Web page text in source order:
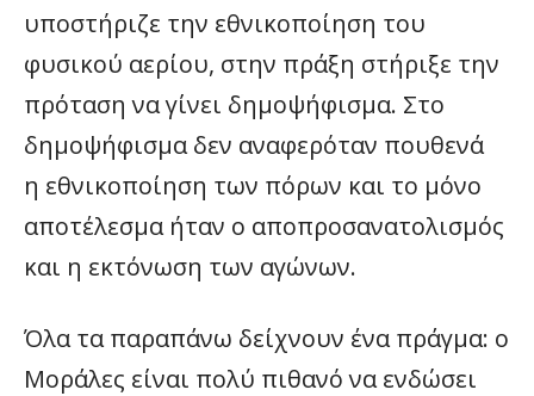
υποστήριζε την εθνικοποίηση του
φυσικού αερίου, στην πράξη στήριξε την
πρόταση να γίνει δημοψήφισμα. Στο
δημοψήφισμα δεν αναφερόταν πουθενά
η εθνικοποίηση των πόρων και το μόνο
αποτέλεσμα ήταν ο αποπροσανατολισμός
και η εκτόνωση των αγώνων.
Όλα τα παραπάνω δείχνουν ένα πράγμα: ο
Μοράλες είναι πολύ πιθανό να ενδώσει